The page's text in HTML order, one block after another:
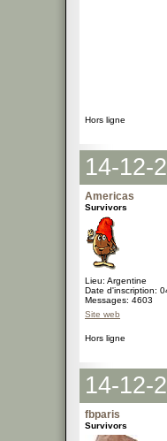
Hors ligne
14-12-
Americas
Survivors
Lieu: Argentine
Date d'inscription:
Messages: 4603
Site web
Hors ligne
14-12-
fbparis
Survivors